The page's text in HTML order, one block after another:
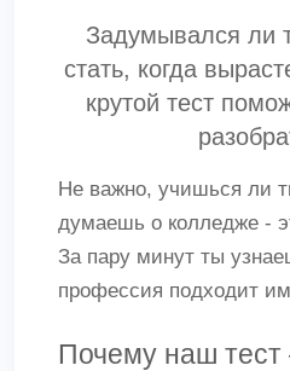
Задумывался ли
стать, когда
крутой тест
Не важно, учишься ли
думаешь о колледже -
За пару минут ты
профессия подходит
Почему наш